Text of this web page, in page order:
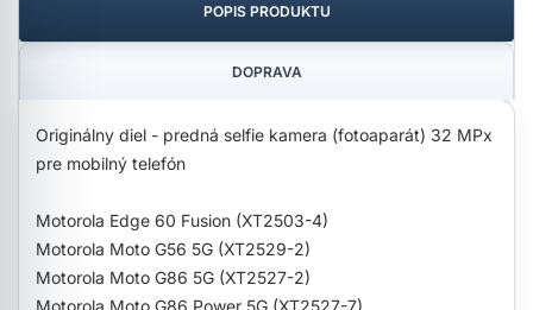
POPIS PRODUKTU
DOPRAVA
Originálny diel - predná selfie kamera (fotoaparát) 32 MPx
pre mobilný telefón
Motorola Edge 60 Fusion (XT2503-4)
Motorola Moto G56 5G (XT2529-2)
Motorola Moto G86 5G (XT2527-2)
Motorola Moto G86 Power 5G (XT2527-7)